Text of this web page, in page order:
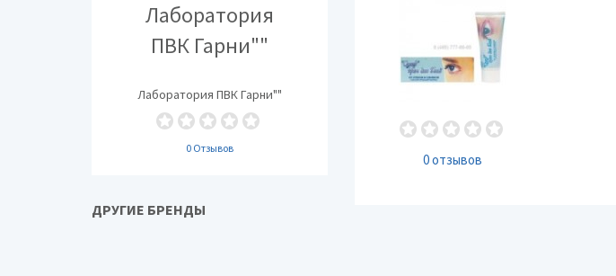
0 отзывов
Лаборатория
ПВК Гарни""
Лаборатория ПВК Гарни""
0 Отзывов
ДРУГИЕ БРЕНДЫ